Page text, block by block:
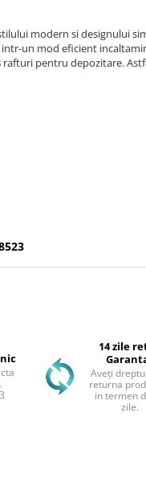
modern si designului
un mod eficient
pentru depozitare.
14 zile
Aveți
returna
in termen
zile.